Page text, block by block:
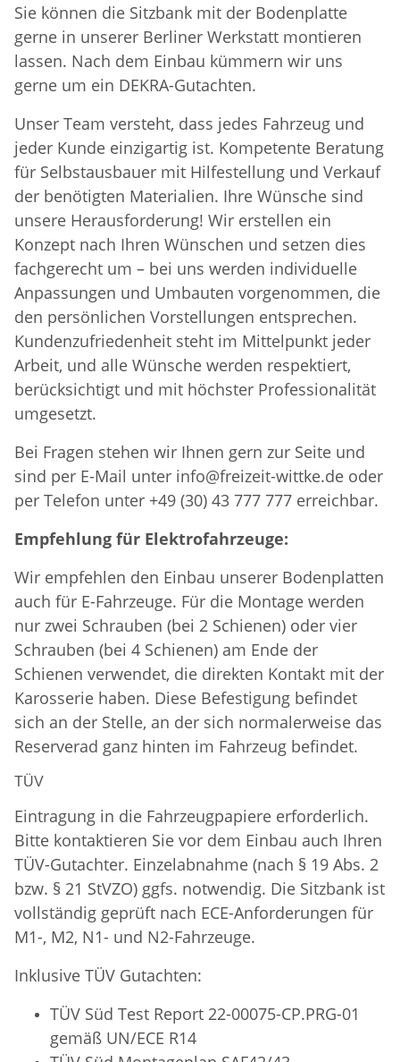
Sie können die Sitzbank mit der Bodenplatte
gerne in unserer Berliner Werkstatt montieren
lassen. Nach dem Einbau kümmern wir uns
gerne um ein DEKRA-Gutachten.
Unser Team versteht, dass jedes Fahrzeug und
jeder Kunde einzigartig ist. Kompetente Beratung
für Selbstausbauer mit Hilfestellung und Verkauf
der benötigten Materialien. Ihre Wünsche sind
unsere Herausforderung! Wir erstellen ein
Konzept nach Ihren Wünschen und setzen dies
fachgerecht um – bei uns werden individuelle
Anpassungen und Umbauten vorgenommen, die
den persönlichen Vorstellungen entsprechen.
Kundenzufriedenheit steht im Mittelpunkt jeder
Arbeit, und alle Wünsche werden respektiert,
berücksichtigt und mit höchster Professionalität
umgesetzt.
Bei Fragen stehen wir Ihnen gern zur Seite und
sind per E-Mail unter info@freizeit-wittke.de oder
per Telefon unter +49 (30) 43 777 777 erreichbar.
Empfehlung für Elektrofahrzeuge:
Wir empfehlen den Einbau unserer Bodenplatten
auch für E-Fahrzeuge. Für die Montage werden
nur zwei Schrauben (bei 2 Schienen) oder vier
Schrauben (bei 4 Schienen) am Ende der
Schienen verwendet, die direkten Kontakt mit der
Karosserie haben. Diese Befestigung befindet
sich an der Stelle, an der sich normalerweise das
Reserverad ganz hinten im Fahrzeug befindet.
TÜV
Eintragung in die Fahrzeugpapiere erforderlich.
Bitte kontaktieren Sie vor dem Einbau auch Ihren
TÜV-Gutachter. Einzelabnahme (nach § 19 Abs. 2
bzw. § 21 StVZO) ggfs. notwendig. Die Sitzbank ist
vollständig geprüft nach ECE-Anforderungen für
M1-, M2, N1- und N2-Fahrzeuge.
Inklusive TÜV Gutachten:
TÜV Süd Test Report 22-00075-CP.PRG-01
gemäß UN/ECE R14